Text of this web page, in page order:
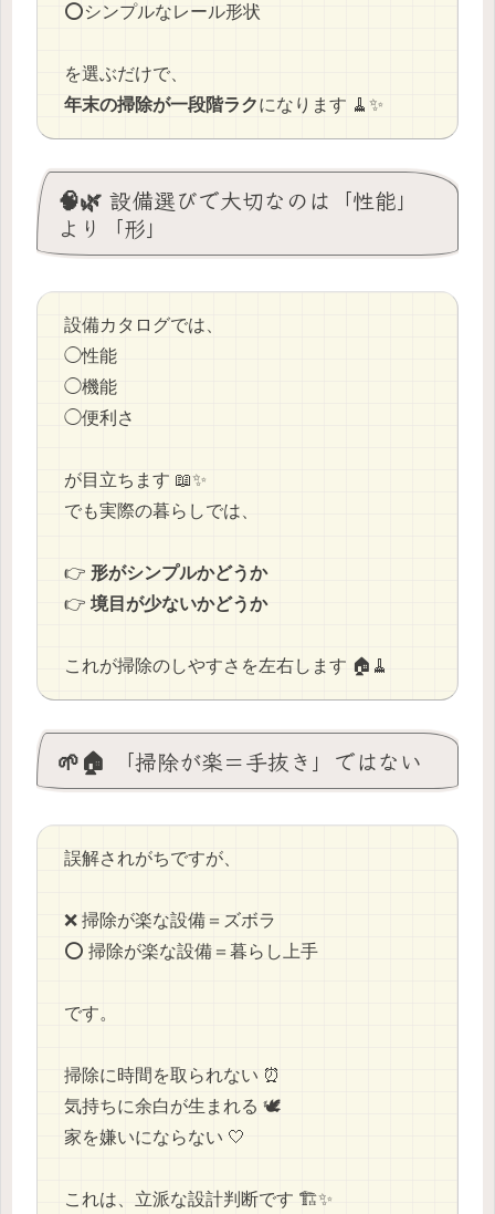
⭕️シンプルなレール形状
を選ぶだけで、
年末の掃除が一段階ラクになります 🧹✨
🧠🌿 設備選びで大切なのは「性能」
より「形」
設備カタログでは、
◯性能
◯機能
◯便利さ
が目立ちます 📖✨
でも実際の暮らしでは、
👉 形がシンプルかどうか
👉 境目が少ないかどうか
これが掃除のしやすさを左右します 🏠🧹
🌱🏠 「掃除が楽＝手抜き」ではない
誤解されがちですが、
❌ 掃除が楽な設備＝ズボラ
⭕ 掃除が楽な設備＝暮らし上手
です。
掃除に時間を取られない ⏰
気持ちに余白が生まれる 🕊️
家を嫌いにならない 🤍
これは、立派な設計判断です 🏗️✨